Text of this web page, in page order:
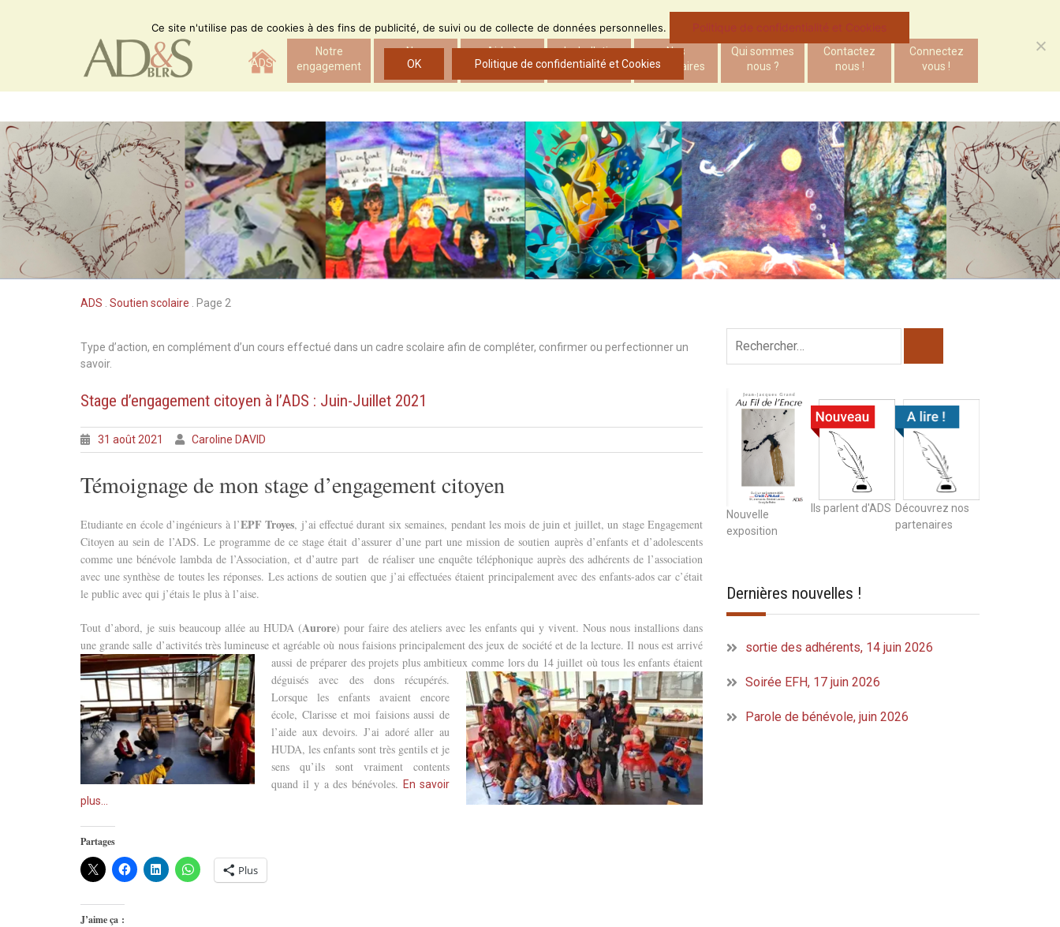
ADS
Notre
engagement
Nos
actions
Aide à
l’insertion
Le bulletin
d’ADS
Nos
partenaires
Qui sommes
nous ?
Contactez
nous !
Connectez
vous !
ADS Soutien scolaire Page 2
Type d’action, en complément d’un cours effectué dans un cadre scolaire afin de compléter, confirmer ou perfectionner un
savoir.
Stage d’engagement citoyen à l’ADS : Juin-Juillet 2021
31 août 2021 Caroline DAVID
Témoignage de mon stage d’engagement citoyen
Etudiante en école d’ingénieurs à l’EPF Troyes, j’ai effectué durant six semaines, pendant les mois de juin et juillet, un stage Engagement
Citoyen au sein de l’ADS. Le programme de ce stage était d’assurer d’une part une mission de soutien auprès d’enfants et d’adolescents
comme une bénévole lambda de l’Association, et d’autre part de réaliser une enquête téléphonique auprès des adhérents de l’association
avec une synthèse de toutes les réponses. Les actions de soutien que j’ai effectuées étaient principalement avec des enfants-ados car c’était
le public avec qui j’étais le plus à l’aise.
Tout d’abord, je suis beaucoup allée au HUDA (Aurore) pour faire des ateliers avec les enfants qui y vivent. Nous nous installions dans
une grande salle d’activités très lumineuse et agréable où nous faisions principalement des jeux de société et de la lecture.Il nous est arrivé
aussi de préparer des projets plus ambitieux comme lors du 14 juillet où tous les enfants étaient
déguisés avec des dons récupérés.
Lorsque les enfants avaient encore
école, Clarisse et moi faisions aussi de
l’aide aux devoirs. J’ai adoré aller au
HUDA, les enfants sont très gentils et je
sens qu’ils sont vraiment contents
quand il y a des bénévoles.En savoir
plus…
Partages
Plus
J’aime ça :
Nouvelle
exposition
Ils parlent d'ADS Découvrez nos
partenaires
Dernières nouvelles !
sortie des adhérents, 14 juin 2026
Soirée EFH, 17 juin 2026
Parole de bénévole, juin 2026
Ce site n'utilise pas de cookies à des fins de publicité, de suivi ou de collecte de données personnelles. Politique de confidentialité et Cookies
OK Politique de confidentialité et Cookies